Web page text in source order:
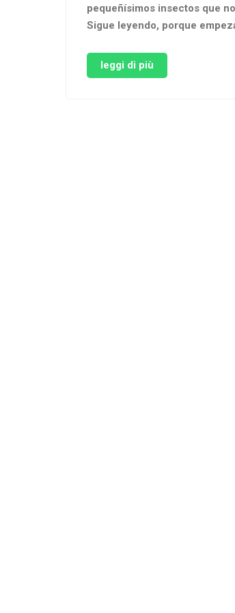
pequeñísimos insectos que
Sigue leyendo, porque
leggi di più